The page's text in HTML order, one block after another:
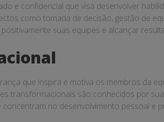
e confidencial que visa desenvolver
como tomada de decisão, gestão de
suas equipes e alcançar
que inspira e motiva os membros da
transformacionais são conhecidos por
concentram no desenvolvimento pessoal